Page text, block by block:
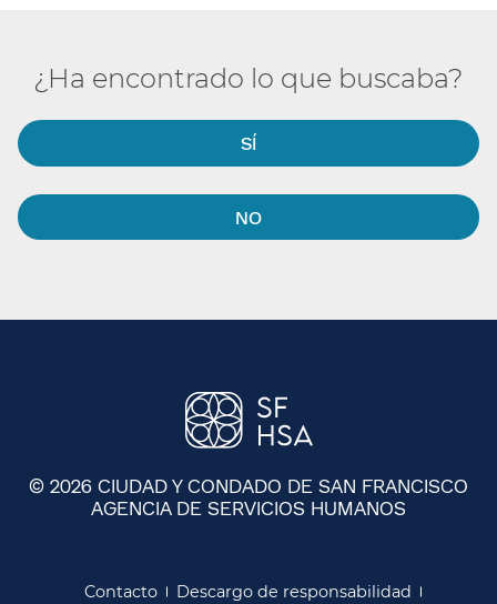
¿Ha encontrado lo que buscaba?​​
SÍ​​
NO​​
© 2026 CIUDAD Y CONDADO DE SAN FRANCISCO
AGENCIA DE SERVICIOS HUMANOS
Contacto​​ Descargo de responsabilidad​​